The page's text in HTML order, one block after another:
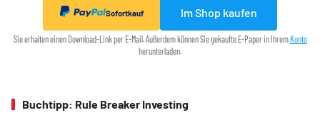
Sofortkauf Im Shop kaufen
Sie erhalten einen Download-Link per E-Mail. Außerdem können Sie gekaufte E-Paper in Ihrem Konto
herunterladen.
Buchtipp: Rule Breaker Investing